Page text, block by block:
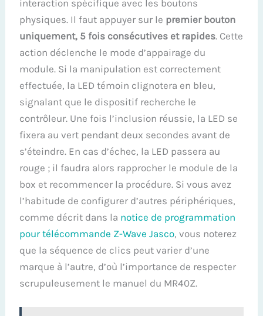
interaction spécifique avec les boutons
physiques. Il faut appuyer sur le premier bouton
uniquement, 5 fois consécutives et rapides. Cette
action déclenche le mode d’appairage du
module. Si la manipulation est correctement
effectuée, la LED témoin clignotera en bleu,
signalant que le dispositif recherche le
contrôleur. Une fois l’inclusion réussie, la LED se
fixera au vert pendant deux secondes avant de
s’éteindre. En cas d’échec, la LED passera au
rouge ; il faudra alors rapprocher le module de la
box et recommencer la procédure. Si vous avez
l’habitude de configurer d’autres périphériques,
comme décrit dans la notice de programmation
pour télécommande Z-Wave Jasco, vous noterez
que la séquence de clics peut varier d’une
marque à l’autre, d’où l’importance de respecter
scrupuleusement le manuel du MR40Z.